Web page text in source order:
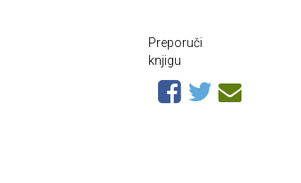
Preporuči
knjigu